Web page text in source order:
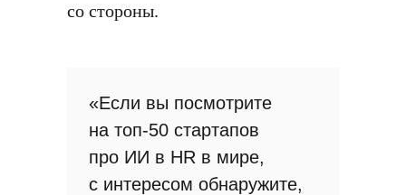
со стороны.
«Если вы посмотрите
на топ-50 стартапов
про ИИ в HR в мире,
с интересом обнаружите,